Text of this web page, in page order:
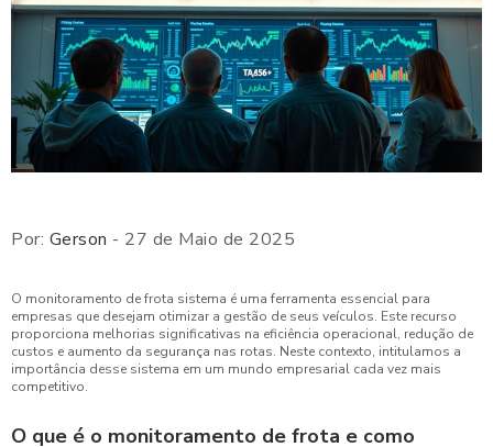
Por: Gerson - 27 de Maio de 2025
O monitoramento de frota sistema é uma ferramenta essencial para
empresas que desejam otimizar a gestão de seus veículos. Este recurso
proporciona melhorias significativas na eficiência operacional, redução de
custos e aumento da segurança nas rotas. Neste contexto, intitulamos a
importância desse sistema em um mundo empresarial cada vez mais
competitivo.
O que é o monitoramento de frota e como